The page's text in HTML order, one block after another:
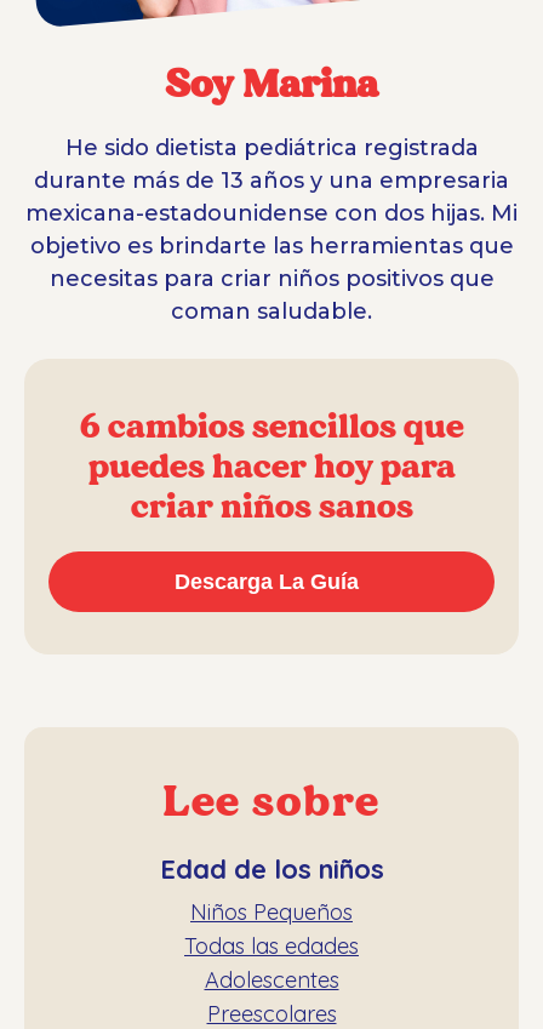
Soy Marina
He sido dietista pediátrica registrada
durante más de 13 años y una empresaria
mexicana-estadounidense con dos hijas. Mi
objetivo es brindarte las herramientas que
necesitas para criar niños positivos que
coman saludable.
6 cambios sencillos que
puedes hacer hoy para
criar niños sanos
Lee sobre
Edad de los niños
Niños Pequeños
Todas las edades
Adolescentes
Preescolares